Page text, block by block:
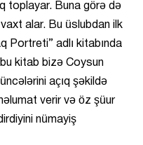
toplayar. Buna görə də
alar. Bu üslubdan ilk
Portreti” adlı kitabında
kitab bizə Coysun
açıq şəkildə
verir və öz şüur
nümayiş